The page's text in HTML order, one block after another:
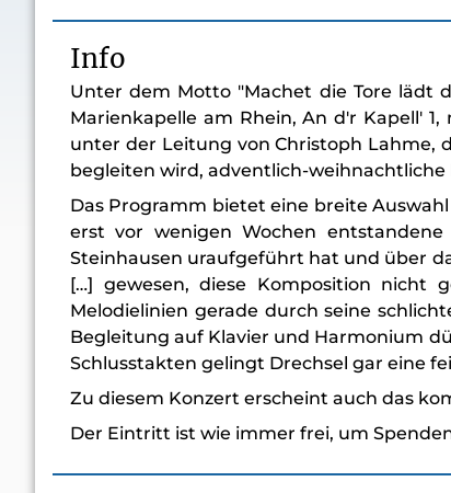
Info
Unter dem Motto "Machet die Tore lädt
Marienkapelle am Rhein, An d'r Kapell'
unter der Leitung von Christoph Lahme,
begleiten wird, adventlich-
Das Programm bietet eine breite
erst vor wenigen Wochen
Steinhausen uraufgeführt hat und über
[…] gewesen, diese Komposition nicht
Melodielinien gerade durch seine
Begleitung auf Klavier und Harmonium
Schlusstakten gelingt Drechsel gar eine
Zu diesem Konzert erscheint auch das
Der Eintritt ist wie immer frei, um